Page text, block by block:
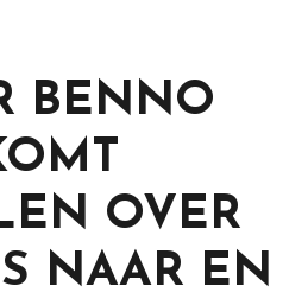
BENNO
OVER
NAAR EN